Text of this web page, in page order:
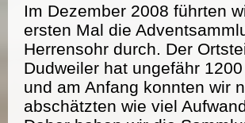
Im Dezember 2008 führten
ersten Mal die
Herrensohr durch. Der
Dudweiler hat ungefähr
und am Anfang konnten wir
abschätzten wie viel